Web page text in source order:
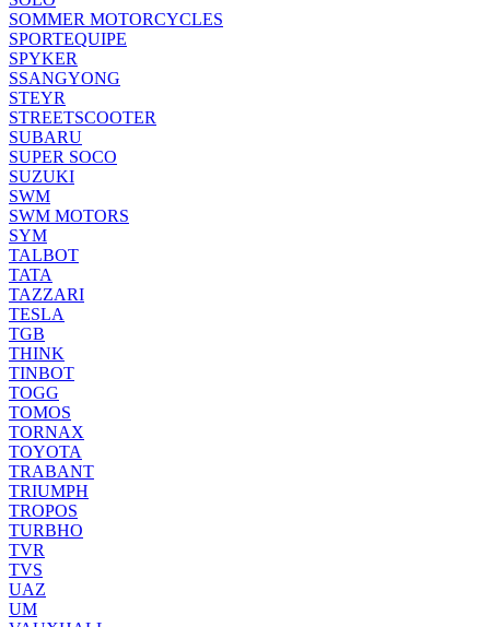
SOMMER MOTORCYCLES
SPORTEQUIPE
SPYKER
SSANGYONG
STEYR
STREETSCOOTER
SUBARU
SUPER SOCO
SUZUKI
SWM
SWM MOTORS
SYM
TALBOT
TATA
TAZZARI
TESLA
TGB
THINK
TINBOT
TOGG
TOMOS
TORNAX
TOYOTA
TRABANT
TRIUMPH
TROPOS
TURBHO
TVR
TVS
UAZ
UM